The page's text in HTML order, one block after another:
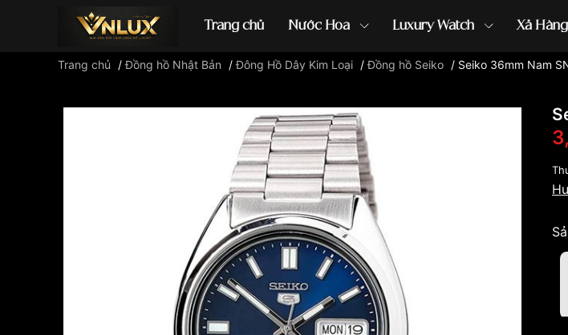
Trang chủ Nước Hoa Luxury Watch Xả Hàng
Đồng hồ casio đồng hồ G-Shock đồng hồ Orient ...
Trang chủ /Đồng hồ Nhật Bản /Đông Hồ Dây Kim Loại /Đồng hồ Seiko / Seiko 36mm Nam